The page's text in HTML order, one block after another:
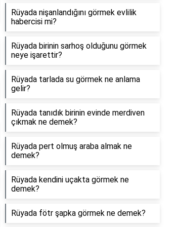
Rüyada nişanlandığını görmek evlilik
habercisi mi?
Rüyada birinin sarhoş olduğunu görmek
neye işarettir?
Rüyada tarlada su görmek ne anlama
gelir?
Rüyada tanıdık birinin evinde merdiven
çıkmak ne demek?
Rüyada pert olmuş araba almak ne
demek?
Rüyada kendini uçakta görmek ne
demek?
Rüyada fötr şapka görmek ne demek?